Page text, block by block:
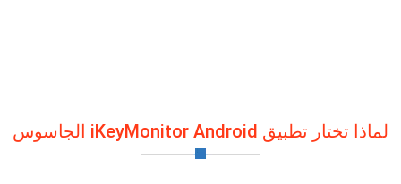
لماذا تختار تطبيق iKeyMonitor Android الجاسوس